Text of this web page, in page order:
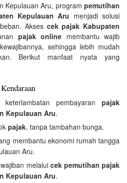
Kepulauan Aru, program pemutihan
Kepulauan Aru menjadi solusi
Akses cek pajak Kabupaten
pajak online membantu wajib
sehingga lebih mudah
Berikut manfaat nyata yang
pembayaran pajak
Kepulauan Aru.
pajak, tanpa tambahan bunga.
membantu ekonomi rumah tangga
Aru.
melalui cek pemutihan pajak
Kepulauan Aru.